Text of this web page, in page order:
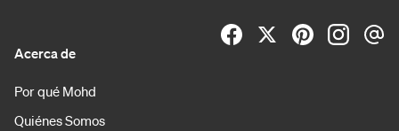
Acerca de
Por qué Mohd
Quiénes Somos